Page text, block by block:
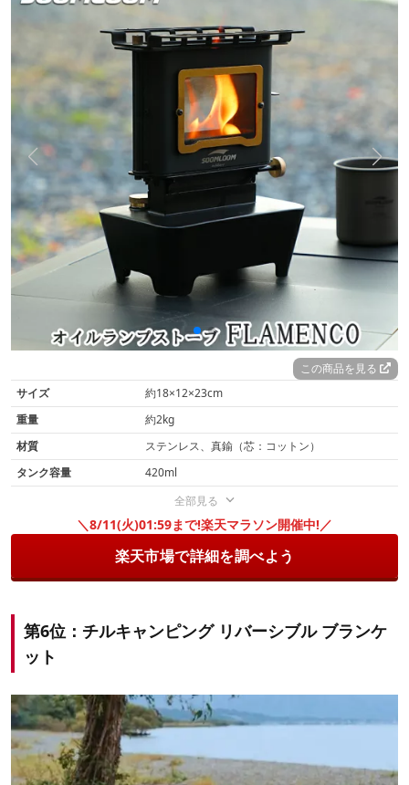
この商品を見る
サイズ
約18×12×23cm
重量
約2kg
材質
ステンレス、真鍮（芯：コットン）
タンク容量
420ml
全部見る
＼8/11(火)01:59まで!楽天マラソン開催中!／
楽天市場で詳細を調べよう
第6位：チルキャンピング リバーシブル ブランケ
ット